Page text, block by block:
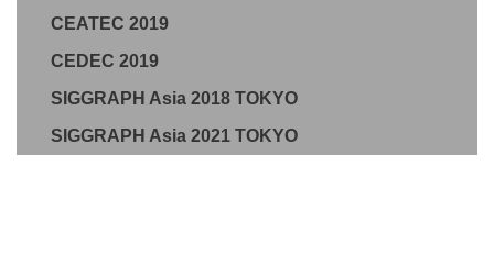
CEATEC 2019
CEDEC 2019
SIGGRAPH Asia 2018 TOKYO
SIGGRAPH Asia 2021 TOKYO